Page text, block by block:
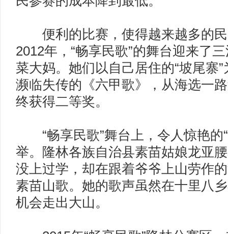
便利的比赛，使得越来越多的民
2012年，“畅享民歌”的舞台迎来了
菜大妈。她们以自己居住的“坡尾寨
濒临失传的《六甲歌》，从海选一
终获得二等奖。
“畅享民歌”舞台上，令人惊艳的“
举。隆林各族自治县素苗姑娘龙亚
没上过学，却在跟着爷爷上山劳作
素苗山歌。她的歌声虽然在十里八
机会走出大山。